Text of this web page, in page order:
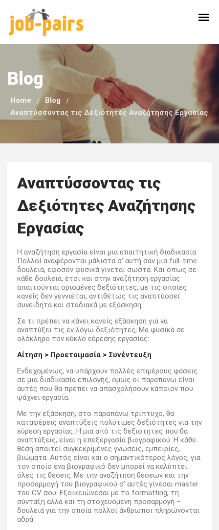
content
Blog
Home
Blog
Αναπτύσσοντας τις Δεξιότητες Αναζήτησης Εργασίας
Αναπτύσσοντας τις
Δεξιότητες Αναζήτησης
Εργασίας
Η αναζήτηση εργασία είναι μια απαιτητική διαδικασία.
Πολλοί αναφέρονται μάλιστα σ’ αυτή σαν μια full-time
δουλειά, εφόσον φυσικά γίνεται σωστά. Και όπως σε
κάθε δουλειά, έτσι και στην αναζήτηση εργασίας
απαιτούνται ορισμένες δεξιότητες, με τις οποίες
κανείς δεν γεννιέται, αντιθέτως τις αναπτύσσει
συνειδητά και σταδιακά με εξάσκηση.
Σε τι πρέπει να κάνει κανείς εξάσκηση για να
αναπτύξει τις εν λόγω δεξιότητες; Μα φυσικά σε
ολόκληρο τον κύκλο εύρεσης εργασίας:
Αίτηση > Προετοιμασία > Συνέντευξη
Ενδεχομένως, να υπάρχουν πολλές επιμέρους φάσεις
σε μια διαδικασία επιλογής, όμως οι παραπάνω είναι
αυτές που θα πρέπει να απασχολήσουν κάποιον που
ψάχνει εργασία.
Με την εξάσκηση, στο παραπάνω τρίπτυχο, θα
καταφέρεις αναπτύξεις πολύτιμες δεξιότητες για την
εύρεση εργασίας. Η μια από τις δεξιότητες που θα
αναπτύξεις, είναι η επεξεργασία βιογραφικού. Η κάθε
θέση απαιτεί συγκεκριμένες γνώσεις, εμπειρίες,
βιώματα. Αυτός είναι και ο σημαντικότερος λόγος, για
τον οποίο ένα βιογραφικό δεν μπορεί να καλύπτει
όλες τις θέσεις. Με την αναζήτηση θέσεων και την
προσαρμογή του βιογραφικού σ’ αυτές γίνεσαι master
του CV σου. Εξοικειώνεσαι με το formatting, τη
σύνταξη αλλά και τη στοχευόμενη προσαρμογή –
δουλειά για την οποία πολλοί άνθρωποι πληρώνονται
αδρά.